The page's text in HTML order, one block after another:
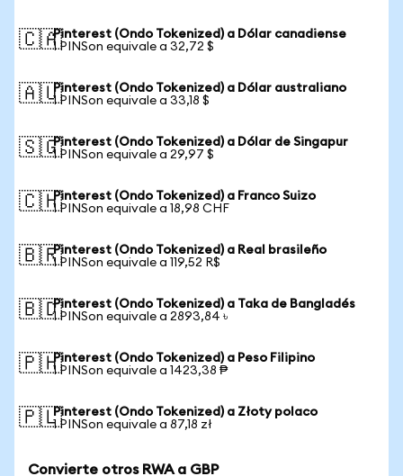
🇨🇦Pinterest (Ondo Tokenized) a Dólar canadiense
1 PINSon equivale a 32,72 $
🇦🇺Pinterest (Ondo Tokenized) a Dólar australiano
1 PINSon equivale a 33,18 $
🇸🇬Pinterest (Ondo Tokenized) a Dólar de Singapur
1 PINSon equivale a 29,97 $
🇨🇭Pinterest (Ondo Tokenized) a Franco Suizo
1 PINSon equivale a 18,98 CHF
🇧🇷Pinterest (Ondo Tokenized) a Real brasileño
1 PINSon equivale a 119,52 R$
🇧🇩Pinterest (Ondo Tokenized) a Taka de Bangladés
1 PINSon equivale a 2893,84 ৳
🇵🇭Pinterest (Ondo Tokenized) a Peso Filipino
1 PINSon equivale a 1423,38 ₱
🇵🇱Pinterest (Ondo Tokenized) a Złoty polaco
1 PINSon equivale a 87,18 zł
Convierte otros RWA a GBP